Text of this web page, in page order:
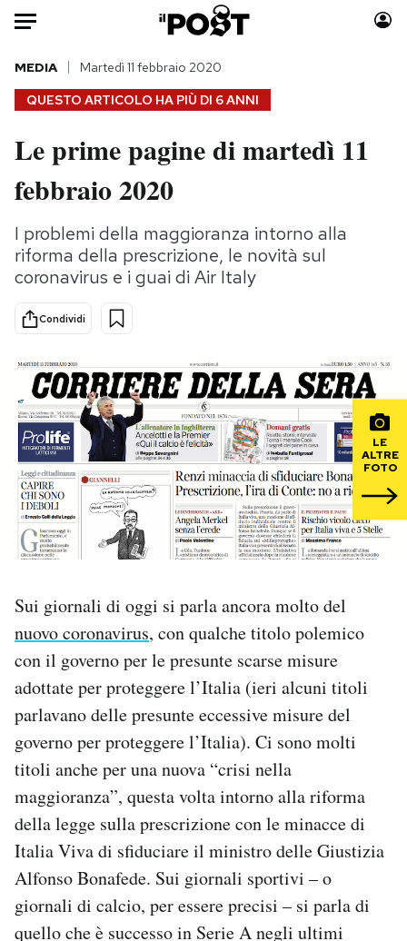
Auto
HOME
Italia
Politica
Tecnologia
Internet
Scienza
Cultura
Economia
Sport
Moda
Storie/Idee
Ok Boomer!
Media
Mondiali calcio 2026
PODCAST
NEWSLETTER
I MIEI PREFERITI
CALENDARIO
AREA PERSONALE
Area Personale
Newsletter
Notifiche mobile
Regala il Post
Hai bisogno di aiuto?
Esci
QUESTO ARTICOLO HA PIÙ DI 6 ANNI
MEDIA Martedì 11 febbraio 2020
Le prime pagine di martedì 11
febbraio 2020
I problemi della maggioranza intorno alla
riforma della prescrizione, le novità sul
coronavirus e i guai di Air Italy
Condividi
LE
ALTRE
FOTO
Sui giornali di oggi si parla ancora molto del
nuovo coronavirus, con qualche titolo polemico
con il governo per le presunte scarse misure
adottate per proteggere l’Italia (ieri alcuni titoli
parlavano delle presunte eccessive misure del
governo per proteggere l’Italia). Ci sono molti
titoli anche per una nuova “crisi nella
maggioranza”, questa volta intorno alla riforma
della legge sulla prescrizione con le minacce di
Italia Viva di sfiduciare il ministro delle Giustizia
Alfonso Bonafede. Sui giornali sportivi – o
giornali di calcio, per essere precisi – si parla di
quello che è successo in Serie A negli ultimi